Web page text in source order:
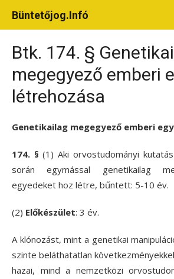
Büntetőjog.Infó
Btk. 174. §
megegyező emberi
létrehozása
Genetikailag megegyező emberi
174. §(1) Aki orvostudományi
során egymással genetikailag
egyedeket hoz létre, bűntett: 5-10 év.
(2) Előkészület: 3 év.
A klónozást, mint a genetikai
szinte beláthatatlan
hazai, mind a nemzetközi